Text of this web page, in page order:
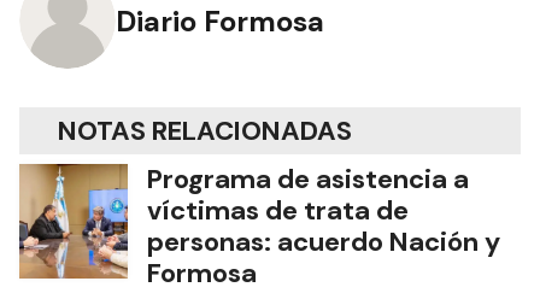
Diario Formosa
NOTAS RELACIONADAS
Programa de asistencia a
víctimas de trata de
personas: acuerdo Nación y
Formosa